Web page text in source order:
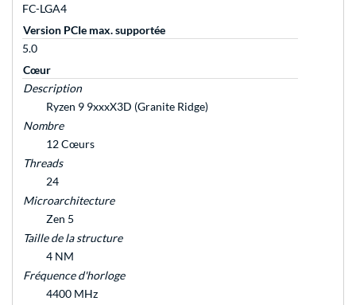
FC-LGA4
Version PCIe max. supportée
5.0
Cœur
Description
Ryzen 9 9xxxX3D (Granite Ridge)
Nombre
12 Cœurs
Threads
24
Microarchitecture
Zen 5
Taille de la structure
4 NM
Fréquence d'horloge
4400 MHz